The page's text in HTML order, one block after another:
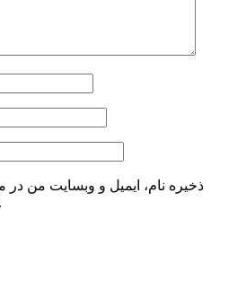
ذخیره نام، ایمیل و وبسایت من در
دوباره دیدگاهی می‌نویسم.